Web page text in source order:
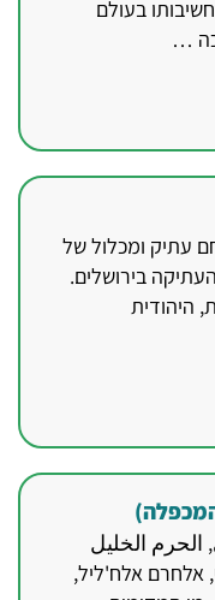
בעולם
…
עתיק ומכלול של
בירושלים.
היהודית
الخليل
אלחרם אלח'ליל,